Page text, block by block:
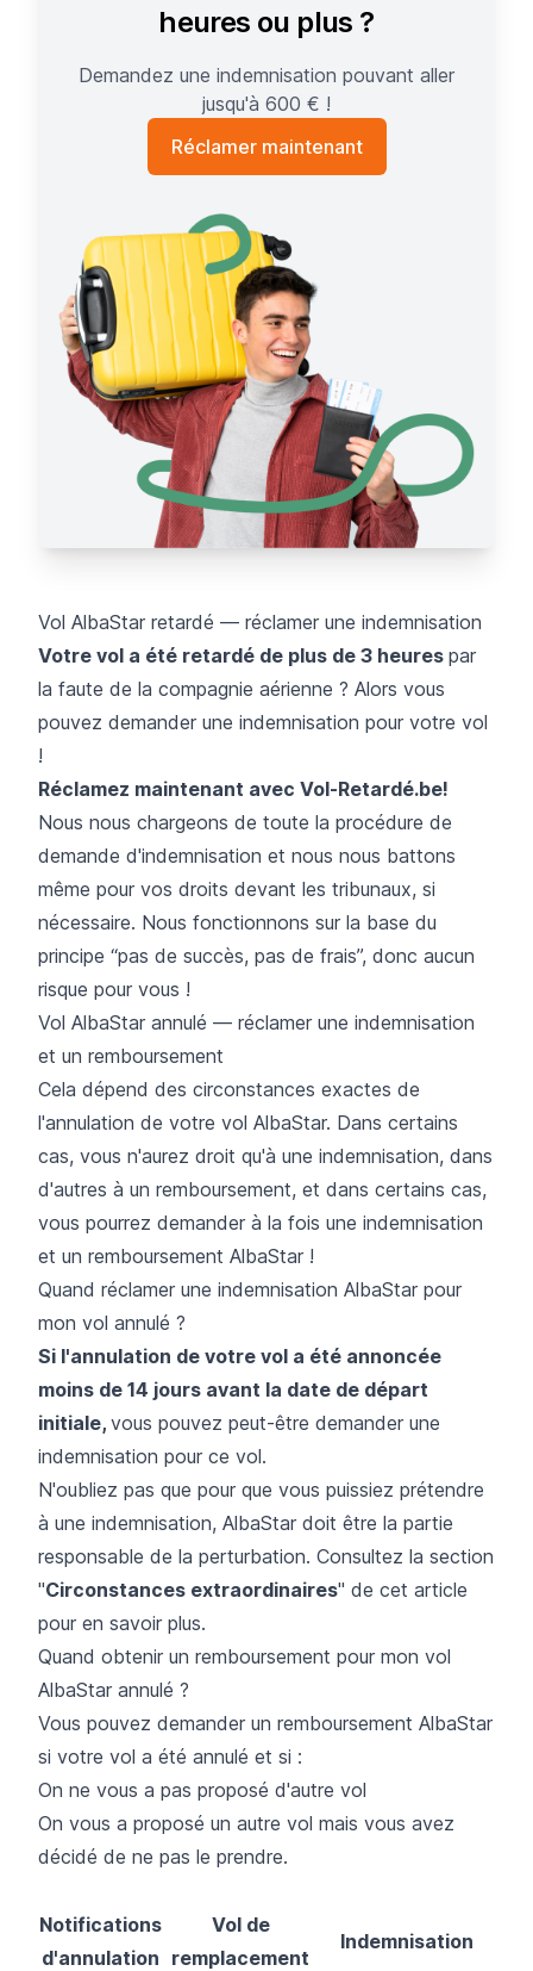
heures ou plus ?
Demandez une indemnisation pouvant aller
jusqu'à 600 € !
Réclamer maintenant
Vol AlbaStar retardé — réclamer une indemnisation
Votre vol a été retardé de plus de 3 heures par
la faute de la compagnie aérienne ? Alors vous
pouvez demander une indemnisation pour votre vol
!
Réclamez maintenant avec Vol-Retardé.be!
Nous nous chargeons de toute la procédure de
demande d'indemnisation et nous nous battons
même pour vos droits devant les tribunaux, si
nécessaire. Nous fonctionnons sur la base du
principe “pas de succès, pas de frais”, donc aucun
risque pour vous !
Vol AlbaStar annulé — réclamer une indemnisation
et un remboursement
Cela dépend des circonstances exactes de
l'annulation de votre vol AlbaStar. Dans certains
cas, vous n'aurez droit qu'à une indemnisation, dans
d'autres à un remboursement, et dans certains cas,
vous pourrez demander à la fois une indemnisation
et un remboursement AlbaStar !
Quand réclamer une indemnisation AlbaStar pour
mon vol annulé ?
Si l'annulation de votre vol a été annoncée
moins de 14 jours avant la date de départ
initiale, vous pouvez peut-être demander une
indemnisation pour ce vol.
N'oubliez pas que pour que vous puissiez prétendre
à une indemnisation, AlbaStar doit être la partie
responsable de la perturbation. Consultez la section
"Circonstances extraordinaires" de cet article
pour en savoir plus.
Quand obtenir un remboursement pour mon vol
AlbaStar annulé ?
Vous pouvez demander un remboursement AlbaStar
si votre vol a été annulé et si :
On ne vous a pas proposé d'autre vol
On vous a proposé un autre vol mais vous avez
décidé de ne pas le prendre.
Notifications
d'annulation
Vol de
remplacement
Indemnisation